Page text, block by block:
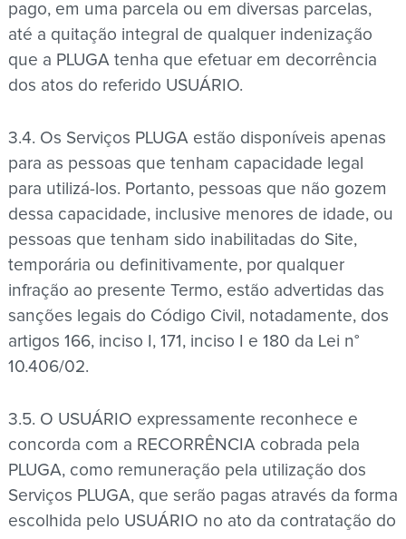
pago, em uma parcela ou em diversas parcelas,
até a quitação integral de qualquer indenização
que a PLUGA tenha que efetuar em decorrência
dos atos do referido USUÁRIO.
3.4. Os Serviços PLUGA estão disponíveis apenas
para as pessoas que tenham capacidade legal
para utilizá-los. Portanto, pessoas que não gozem
dessa capacidade, inclusive menores de idade, ou
pessoas que tenham sido inabilitadas do Site,
temporária ou definitivamente, por qualquer
infração ao presente Termo, estão advertidas das
sanções legais do Código Civil, notadamente, dos
artigos 166, inciso I, 171, inciso I e 180 da Lei n°
10.406/02.
3.5. O USUÁRIO expressamente reconhece e
concorda com a RECORRÊNCIA cobrada pela
PLUGA, como remuneração pela utilização dos
Serviços PLUGA, que serão pagas através da forma
escolhida pelo USUÁRIO no ato da contratação do